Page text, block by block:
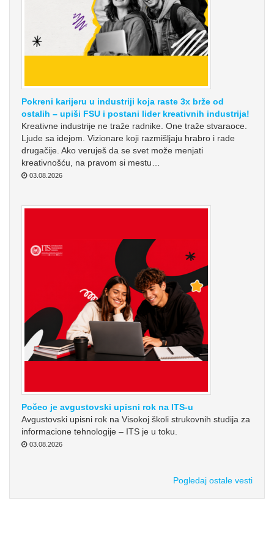
Pokreni karijeru u industriji koja raste 3x brže od
ostalih – upiši FSU i postani lider kreativnih industrija!
Kreativne industrije ne traže radnike. One traže stvaraoce.
Ljude sa idejom. Vizionare koji razmišljaju hrabro i rade
drugačije. Ako veruješ da se svet može menjati
kreativnošću, na pravom si mestu…
03.08.2026
Počeo je avgustovski upisni rok na ITS-u
Avgustovski upisni rok na Visokoj školi strukovnih studija za
informacione tehnologije – ITS je u toku.
03.08.2026
Pogledaj ostale vesti